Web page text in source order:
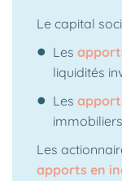
Le capital
Les
liquidités
Les
Les
apports en